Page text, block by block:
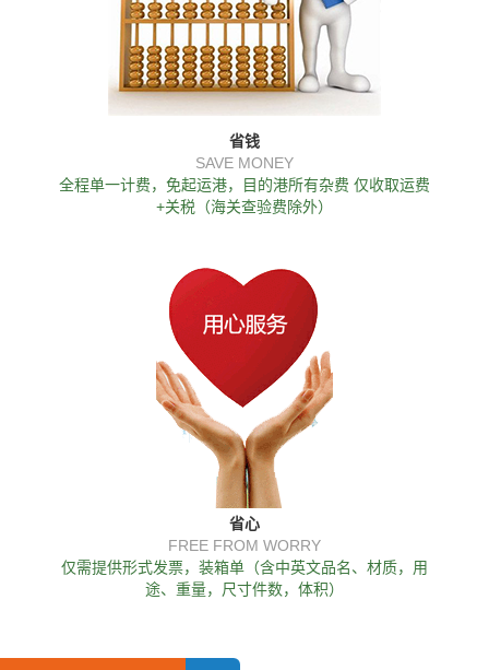
省钱
SAVE MONEY
全程单一计费，免起运港，目的港所有杂费 仅收取运费
+关税（海关查验费除外）
省心
FREE FROM WORRY
仅需提供形式发票，装箱单（含中英文品名、材质，用
途、重量，尺寸件数，体积）